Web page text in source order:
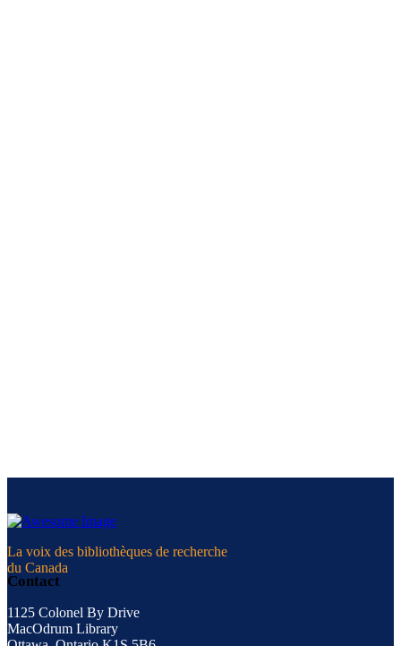
La voix des bibliothèques de recherche
du Canada
Contact
1125 Colonel By Drive
MacOdrum Library